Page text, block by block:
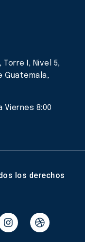
Torre I, Nivel 5,
Guatemala,
Viernes 8:00
los derechos